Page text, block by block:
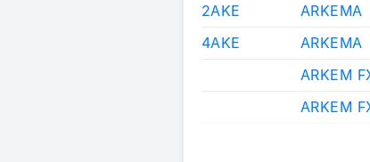
2AKE
ARKEMA
4AKE
ARKEMA
ARKEM
ARKEM